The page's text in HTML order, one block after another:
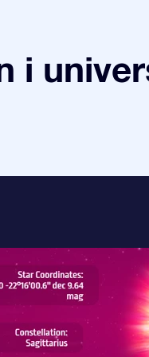
i